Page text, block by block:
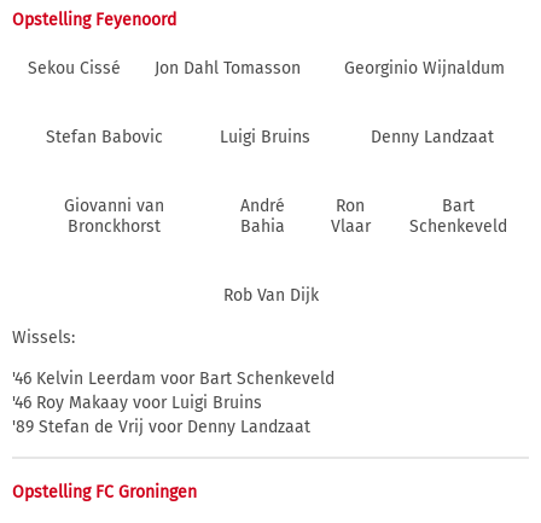
Opstelling Feyenoord
Sekou Cissé Jon Dahl Tomasson Georginio Wijnaldum
Stefan Babovic Luigi Bruins Denny Landzaat
Giovanni van
Bronckhorst
André
Bahia
Ron
Vlaar
Bart
Schenkeveld
Rob Van Dijk
Wissels:
'46 Kelvin Leerdam voor Bart Schenkeveld
'46 Roy Makaay voor Luigi Bruins
'89 Stefan de Vrij voor Denny Landzaat
Opstelling FC Groningen